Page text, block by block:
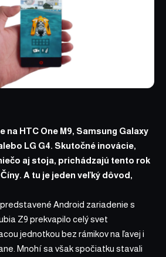
na HTC One M9, Samsung Galaxy
LG G4. Skutočné inovácie,
aj stoja, prichádzajú tento rok
A tu je jeden veľký dôvod,
Android zariadenie s
Z9 prekvapilo celý svet
jednotkou bez rámikov na ľavej i
Mnohí sa však spočiatku stavali